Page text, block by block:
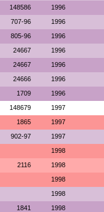
148586 1996
707-96 1996
805-96 1996
24667 1996
24667 1996
24666 1996
1709 1996
148679 1997
1865 1997
902-97 1997
1998
2116 1998
1998
1998
1841 1998